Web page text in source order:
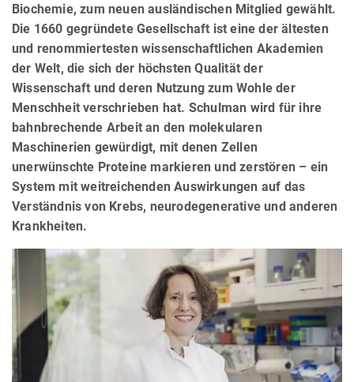
Biochemie, zum neuen ausländischen Mitglied gewählt.
Die 1660 gegründete Gesellschaft ist eine der ältesten
und renommiertesten wissenschaftlichen Akademien
der Welt, die sich der höchsten Qualität der
Wissenschaft und deren Nutzung zum Wohle der
Menschheit verschrieben hat. Schulman wird für ihre
bahnbrechende Arbeit an den molekularen
Maschinerien gewürdigt, mit denen Zellen
unerwünschte Proteine markieren und zerstören – ein
System mit weitreichenden Auswirkungen auf das
Verständnis von Krebs, neurodegenerative und anderen
Krankheiten.